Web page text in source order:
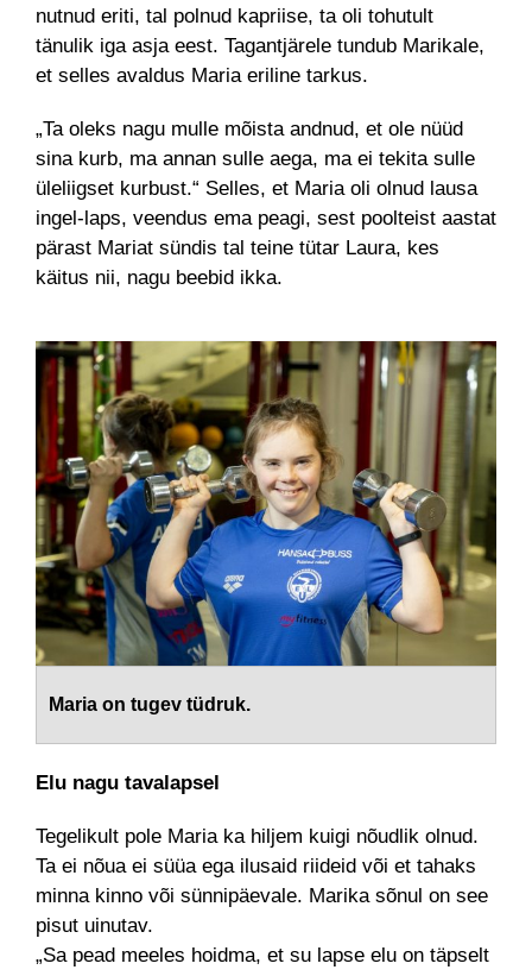
nutnud eriti, tal polnud kapriise, ta oli tohutult
tänulik iga asja eest. Tagantjärele tundub Marikale,
et selles avaldus Maria eriline tarkus.
„Ta oleks nagu mulle mõista andnud, et ole nüüd
sina kurb, ma annan sulle aega, ma ei tekita sulle
üleliigset kurbust.“ Selles, et Maria oli olnud lausa
ingel-laps, veendus ema peagi, sest poolteist aastat
pärast Mariat sündis tal teine tütar Laura, kes
käitus nii, nagu beebid ikka.
Maria on tugev tüdruk.
Elu nagu tavalapsel
Tegelikult pole Maria ka hiljem kuigi nõudlik olnud.
Ta ei nõua ei süüa ega ilusaid riideid või et tahaks
minna kinno või sünnipäevale. Marika sõnul on see
pisut uinutav.
„Sa pead meeles hoidma, et su lapse elu on täpselt